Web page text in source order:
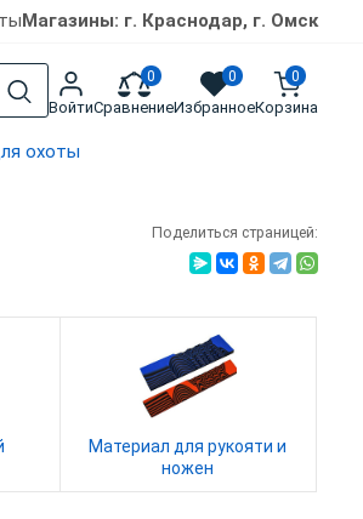
Магазины: г. Краснодар, г. Омск
Войти
0
Сравнение
0
Избранное
0
Корзина
охоты
Поделиться страницей:
Материал для рукояти и
ножен